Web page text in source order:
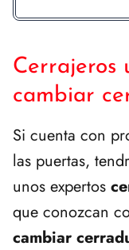
Cerrajeros
cambiar
Si cuenta con
las puertas,
unos expertos
que conozcan
cambiar